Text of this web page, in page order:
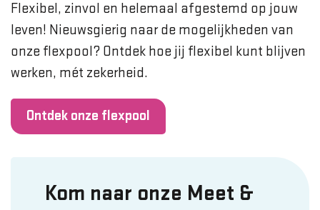
Flexibel, zinvol en helemaal afgestemd op jouw
leven! Nieuwsgierig naar de mogelijkheden van
onze flexpool? Ontdek hoe jij flexibel kunt blijven
werken, mét zekerheid.
Ontdek onze flexpool
Kom naar onze Meet &